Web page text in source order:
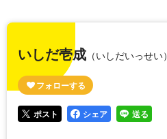
いしだ壱成 （いしだいっせい）
ポスト シェア 送る